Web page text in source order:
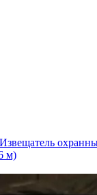
м)